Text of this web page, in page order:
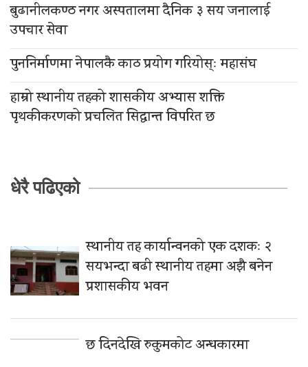
बुढानीलकण्ठ नगर अस्पतालमा दैनिक ३ सय जनालाई
उपचार सेवा
पुननिर्माणमा नेपालकै काठ प्रयोग गरियोस्ः महासंघ
हाम्रो स्थानीय तहको शासकीय अभ्यास शक्ति
पृथकीकरणको प्रचलित सिद्धान्त विपरित छ
धेरै पढिएको
स्थानीय तह कार्यान्वनको एक दशकः २
सयभन्दा बढी स्थानीय तहमा अझै बनेन
प्रशासकीय भवन
छ दिनदेखि रुकुमकोट अन्धकारमा